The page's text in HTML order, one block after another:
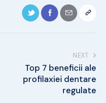
NEXT
Top 7 beneficii ale
profilaxiei dentare
regulate